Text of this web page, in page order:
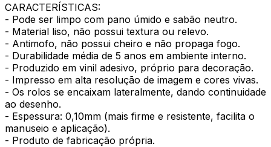
CARACTERÍSTICAS:
- Pode ser limpo com pano úmido e sabão neutro.
- Material liso, não possui textura ou relevo.
- Antimofo, não possui cheiro e não propaga fogo.
- Durabilidade média de 5 anos em ambiente interno.
- Produzido em vinil adesivo, próprio para decoração.
- Impresso em alta resolução de imagem e cores vivas.
- Os rolos se encaixam lateralmente, dando continuidade
ao desenho.
- Espessura: 0,10mm (mais firme e resistente, facilita o
manuseio e aplicação).
- Produto de fabricação própria.